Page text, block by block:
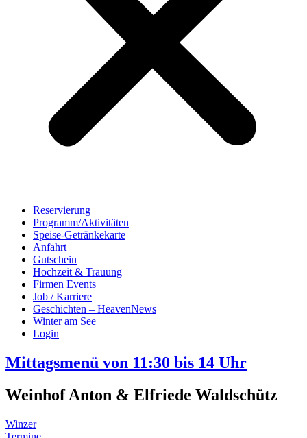
Reservierung
Programm/Aktivitäten
Speise-Getränkekarte
Anfahrt
Gutschein
Hochzeit & Trauung
Firmen Events
Job / Karriere
Geschichten – HeavenNews
Winter am See
Login
Mittagsmenü von 11:30 bis 14 Uhr
Weinhof Anton & Elfriede Waldschütz
Winzer